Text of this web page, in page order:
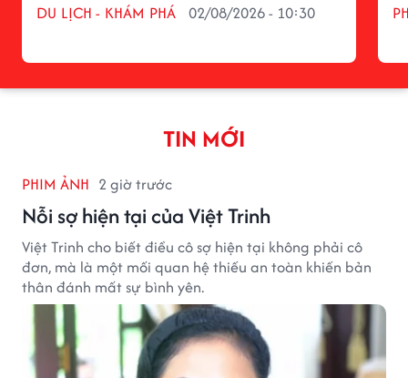
DU LỊCH - KHÁM PHÁ 02/08/2026 - 10:30
TIN MỚI
PHIM ẢNH 2 giờ trước
Nỗi sợ hiện tại của Việt Trinh
Việt Trinh cho biết điều cô sợ hiện tại không phải cô
đơn, mà là một mối quan hệ thiếu an toàn khiến bản
thân đánh mất sự bình yên.